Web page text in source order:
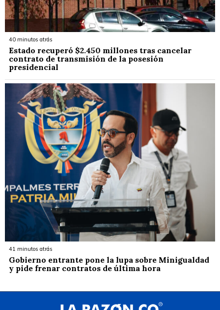
40 minutos atrás
Estado recuperó $2.450 millones tras cancelar
contrato de transmisión de la posesión
presidencial
41 minutos atrás
Gobierno entrante pone la lupa sobre Minigualdad
y pide frenar contratos de última hora